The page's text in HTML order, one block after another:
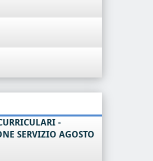
-
SERVIZIO AGOSTO